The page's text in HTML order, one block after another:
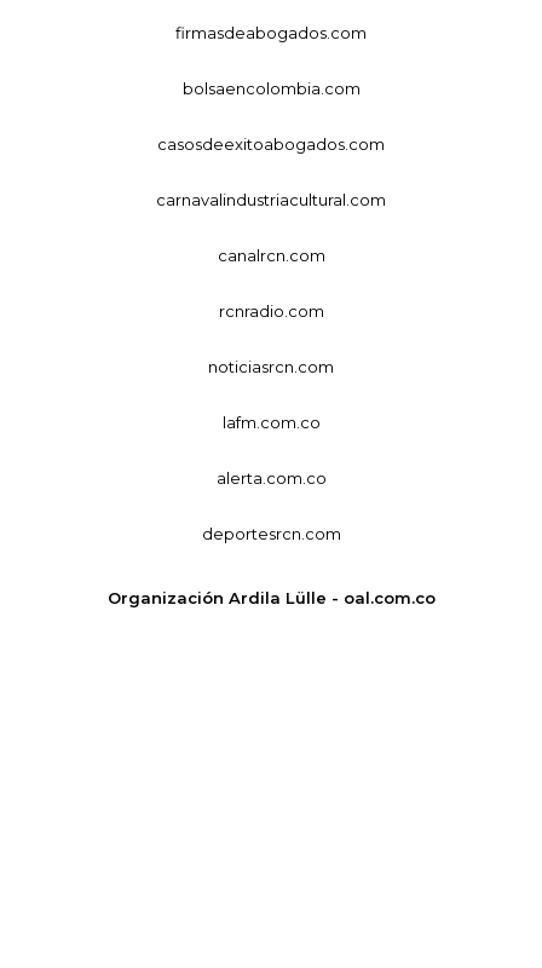
firmasdeabogados.com
bolsaencolombia.com
casosdeexitoabogados.com
carnavalindustriacultural.com
canalrcn.com
rcnradio.com
noticiasrcn.com
lafm.com.co
alerta.com.co
deportesrcn.com
Organización Ardila Lülle - oal.com.co